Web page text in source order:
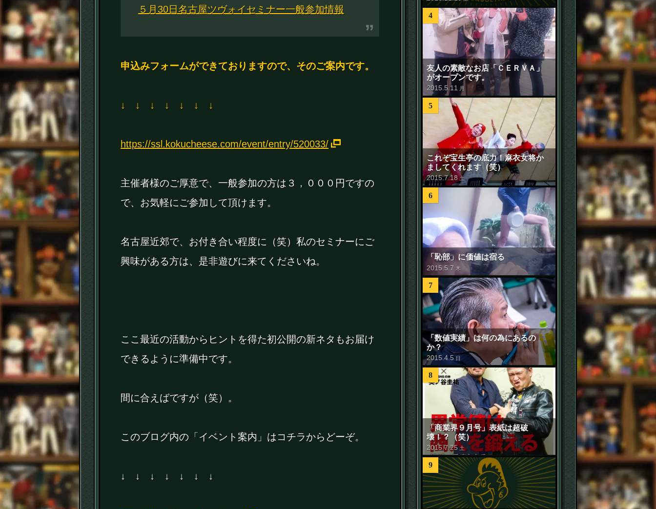
５月30日名古屋ツヴォイセミナー一般参加情報
申込みフォームができておりますので、そのご案内です。
↓ ↓ ↓ ↓ ↓ ↓ ↓
https://ssl.kokucheese.com/event/entry/520033/
主催者様のご厚意で、一般参加の方は３，０００円ですの
で、お気軽にご参加して頂けます。
名古屋近郊で、お付き合い程度に（笑）私のセミナーにご
興味がある方は、是非遊びに来てくださいね。
ここ最近の活動からヒントを得た初公開の新ネタもお届け
できるように準備中です。
間に合えばですが（笑）。
このブログ内の「イベント案内」はコチラからどーぞ。
↓ ↓ ↓ ↓ ↓ ↓ ↓
4
友人の素敵なお店「ＣＥＲＶＡ」
がオープンです。
2015 5.11 月
5
これぞ宝生亭の底力！麻衣女将か
ましてくれます（笑）
2015.7.18 土
6
「恥部」に価値は宿る
2015 .5 .7 木
7
「数値実績」は何の為にあるの
か？
2015 .4.5 日
8
「商業界９月号」表紙は超破
壊！？（笑）
2015.7.25 土
9